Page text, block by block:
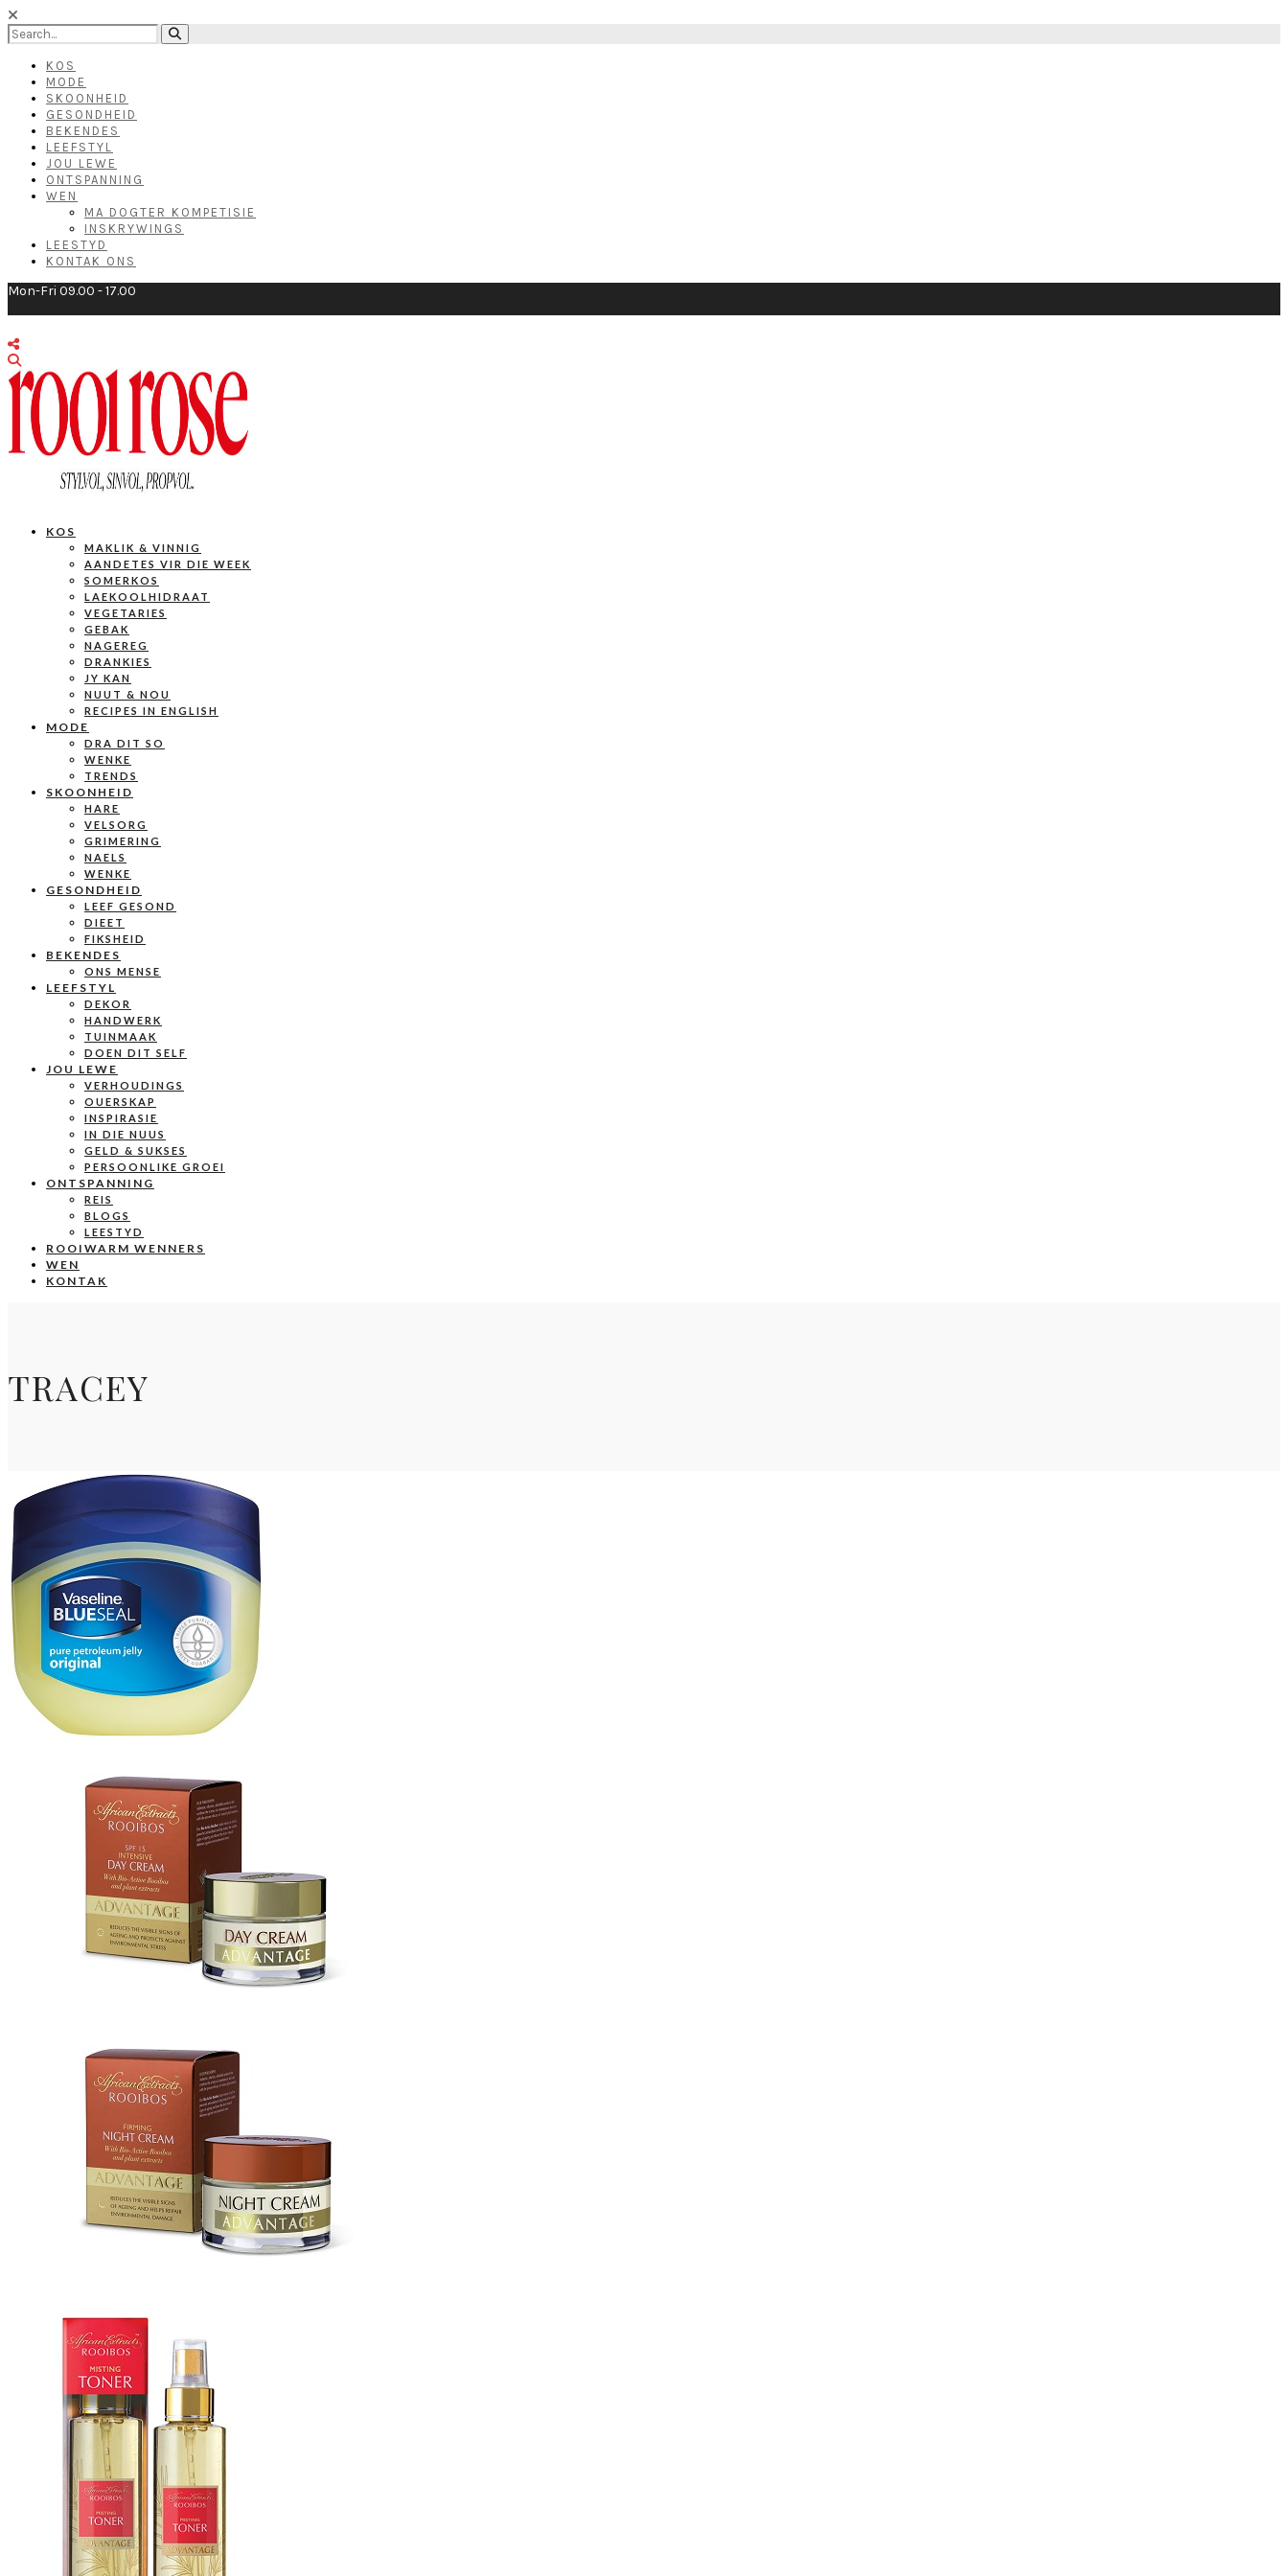
KOS
MODE
SKOONHEID
GESONDHEID
BEKENDES
LEEFSTYL
JOU LEWE
ONTSPANNING
WEN
MA DOGTER KOMPETISIE
INSKRYWINGS
LEESTYD
KONTAK ONS
Mon-Fri 09.00 - 17.00
KOS
MAKLIK & VINNIG
AANDETES VIR DIE WEEK
SOMERKOS
LAEKOOLHIDRAAT
VEGETARIES
GEBAK
NAGEREG
DRANKIES
JY KAN
NUUT & NOU
RECIPES IN ENGLISH
MODE
DRA DIT SO
WENKE
TRENDS
SKOONHEID
HARE
VELSORG
GRIMERING
NAELS
WENKE
GESONDHEID
LEEF GESOND
DIEET
FIKSHEID
BEKENDES
ONS MENSE
LEEFSTYL
DEKOR
HANDWERK
TUINMAAK
DOEN DIT SELF
JOU LEWE
VERHOUDINGS
OUERSKAP
INSPIRASIE
IN DIE NUUS
GELD & SUKSES
PERSOONLIKE GROEI
ONTSPANNING
REIS
BLOGS
LEESTYD
ROOIWARM WENNERS
WEN
KONTAK
TRACEY